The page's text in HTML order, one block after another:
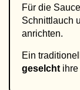
Für die
Schnittlauch
anrichten.
Ein
geselcht